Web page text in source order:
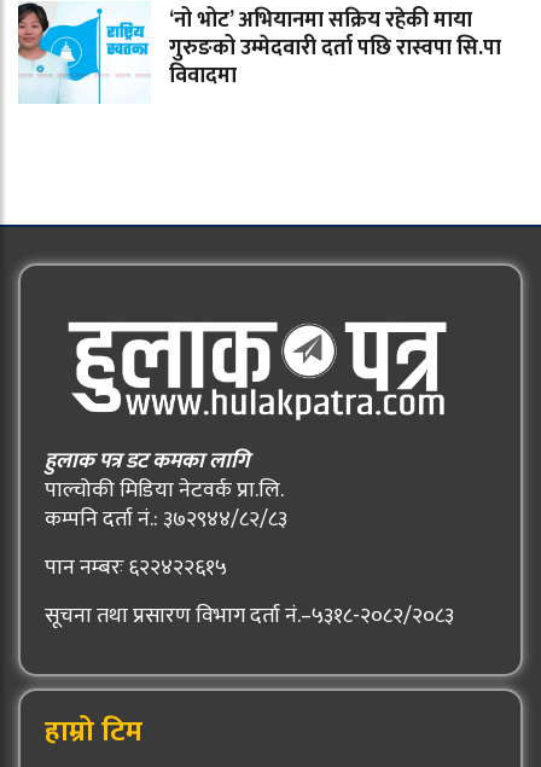
‘नो भोट’ अभियानमा सक्रिय रहेकी माया
गुरुङको उम्मेदवारी दर्ता पछि रास्वपा सि.पा
विवादमा
हुलाक पत्र डट कमका लागि
पाल्चोकी मिडिया नेटवर्क प्रा.लि.
कम्पनि दर्ता नं.: ३७२९४४/८२/८३
पान नम्बरः ६२२४२२६१५
सूचना तथा प्रसारण विभाग दर्ता नं.–५३१८-२०८२/२०८३
हाम्रो टिम